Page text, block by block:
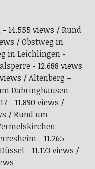
- 14.555 views
Rund
Obstweg in
in Leichlingen-
- 12.688 views
Altenberg –
Dabringhausen-
- 11.890 views
Rund um
-
- 11.265
- 11.173 views